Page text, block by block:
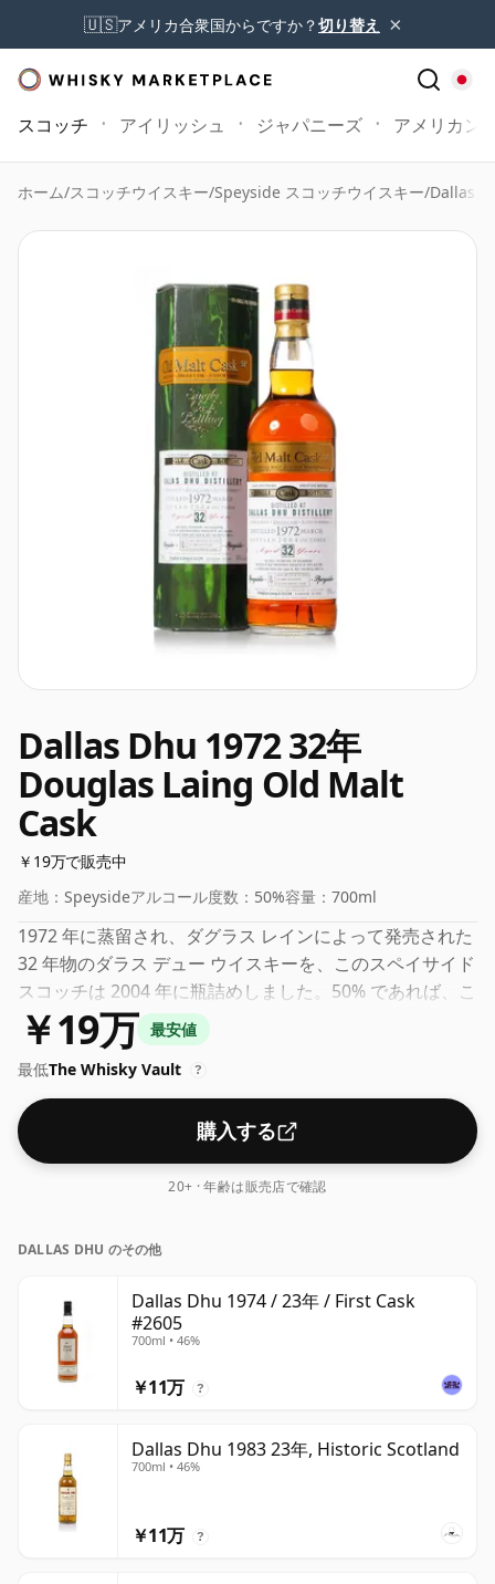
🇺🇸アメリカ合衆国からですか？切り替え ×
スコッチ アイリッシュ ジャパニーズ アメリカン
ホーム/スコッチウイスキー/Speyside スコッチウイスキー/Dallas
Dallas Dhu 1972 32年
Douglas Laing Old Malt
Cask
￥19万で販売中
産地： Speysideアルコール度数： 50%容量： 700ml
1972 年に蒸留され、ダグラス レインによって発売された
32 年物のダラス デュー ウイスキーを、このスペイサイド
スコッチは 2004 年に瓶詰めしました。50% であれば、こ
のウイスキーにまともな水を 1 ～ 2 滴加えて、質感を高
め、スピリットを開くことができます。 。
￥19万
最安値
最低The Whisky Vault ?
購入する
20+ · 年齢は販売店で確認
DALLAS DHU のその他
Dallas Dhu 1974 / 23年 / First Cask
#2605
700ml • 46%
￥11万 ?
Dallas Dhu 1983 23年, Historic Scotland
700ml • 46%
￥11万 ?